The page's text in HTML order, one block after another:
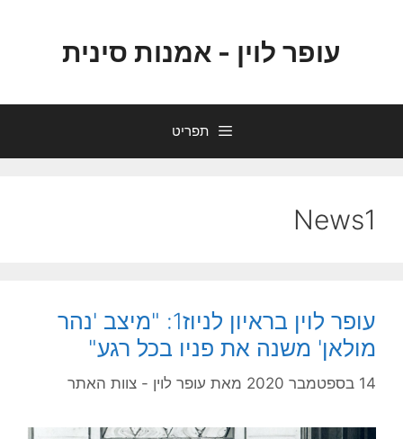
עופר לוין - אמנות סינית
תפריט
News1
עופר לוין בראיון לניוז1: "מיצב 'נהר
מולאן' משנה את פניו בכל רגע"
14 בספטמבר 2020 מאת עופר לוין - צוות האתר